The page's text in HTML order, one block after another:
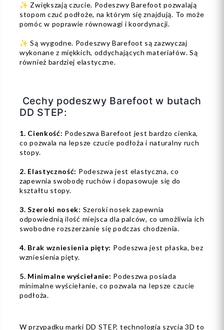
✨ Zwiększają czucie. Podeszwy Barefoot pozwalają
stopom czuć podłoże, na którym się znajdują. To może
pomóc w poprawie równowagi i koordynacji.
✨ Są wygodne. Podeszwy Barefoot są zazwyczaj
wykonane z miękkich, oddychających materiałów. Są
również bardziej elastyczne.
Cechy podeszwy Barefoot w butach
DD STEP:
1. Cienkość: Podeszwa Barefoot jest bardzo cienka,
co pozwala na lepsze czucie podłoża i naturalny ruch
stopy.
2. Elastyczność: Podeszwa jest elastyczna, co
zapewnia swobodę ruchów i dopasowuje się do
kształtu stopy.
3. Szeroki nosek: Szeroki nosek zapewnia
odpowiednią ilość miejsca dla palców, co umożliwia ich
swobodne rozszerzanie się podczas chodzenia.
4. Brak wzniesienia pięty: Podeszwa jest płaska, bez
wzniesienia pięty.
5. Minimalne wyściełanie: Podeszwa posiada
minimalne wyściełanie, co pozwala na lepsze czucie
podłoża.
W przypadku marki DD STEP, technologia szycia 3D to